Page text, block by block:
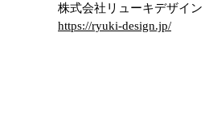
株式会社リューキデザイン
https://ryuki-design.jp/